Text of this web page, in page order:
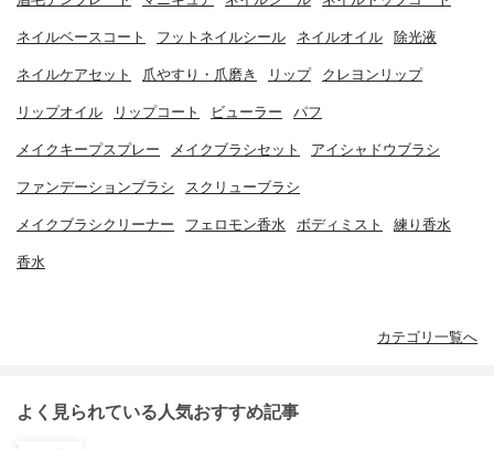
ネイルベースコート フットネイルシール ネイルオイル 除光液
ネイルケアセット 爪やすり・爪磨き リップ クレヨンリップ
リップオイル リップコート ビューラー パフ
メイクキープスプレー メイクブラシセット アイシャドウブラシ
ファンデーションブラシ スクリューブラシ
メイクブラシクリーナー フェロモン香水 ボディミスト 練り香水
香水
カテゴリ一覧へ
よく見られている人気おすすめ記事